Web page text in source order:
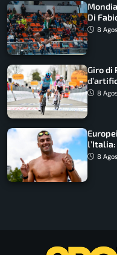
Di
8
Giro di
maglia
8
8